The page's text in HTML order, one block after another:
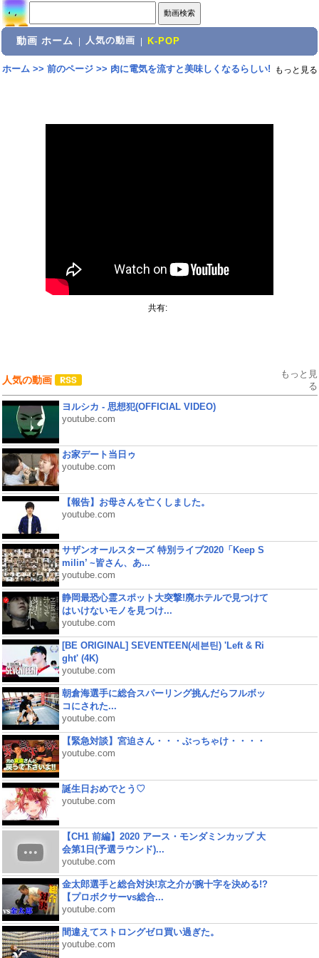
動画 ホーム 人気の動画 K-POP
ホーム>> 前のページ>> 肉に電気を流すと美味しくなるらしい! もっと見る
共有:
人気の動画
もっと見
る
ヨルシカ - 思想犯(OFFICIAL VIDEO)
youtube.com
お家デート当日ゥ
youtube.com
【報告】お母さんを亡くしました。
youtube.com
サザンオールスターズ 特別ライブ2020「Keep S
milin’ ~皆さん、あ...
youtube.com
静岡最恐心霊スポット大突撃!廃ホテルで見つけて
はいけないモノを見つけ...
youtube.com
[BE ORIGINAL] SEVENTEEN(세븐틴) 'Left & Ri
ght' (4K)
youtube.com
朝倉海選手に総合スパーリング挑んだらフルボッ
コにされた...
youtube.com
【緊急対談】宮迫さん・・・ぶっちゃけ・・・・
youtube.com
誕生日おめでとう♡
youtube.com
【CH1 前編】2020 アース・モンダミンカップ 大
会第1日(予選ラウンド)...
youtube.com
金太郎選手と総合対決!京之介が腕十字を決める!?
【プロボクサーvs総合...
youtube.com
間違えてストロングゼロ買い過ぎた。
youtube.com